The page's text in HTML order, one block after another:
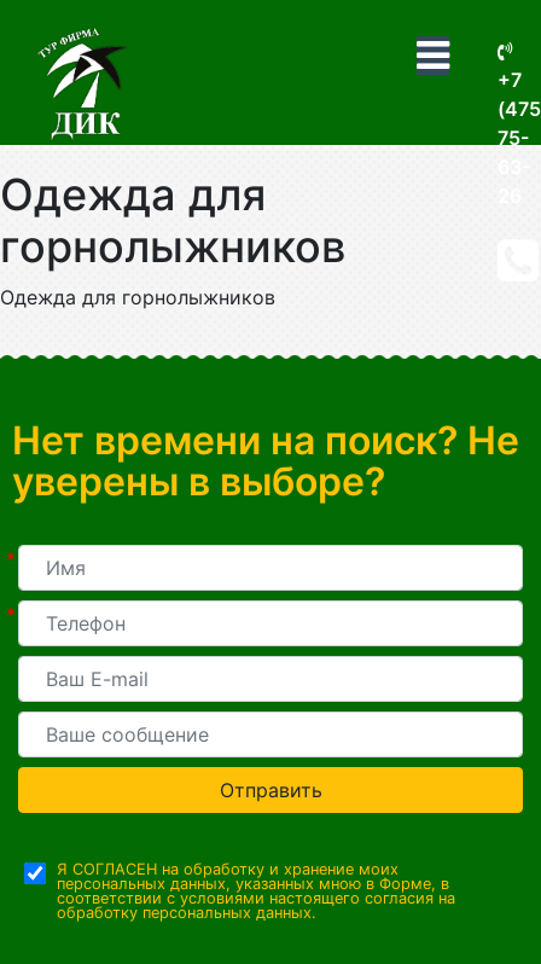
+7
75-
Одежда для
горнолыжников
Одежда для горнолыжников
Нет времени на поиск? Не
уверены в выборе?
*
*
Отправить
Я СОГЛАСЕН на обработку и хранение моих
персональных данных, указанных мною в Форме, в
соответствии с условиями настоящего согласия на
обработку персональных данных.